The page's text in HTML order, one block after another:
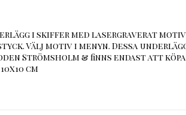
i skiffer med lasergraverat
Välj motiv i menyn. Dessa
Strömsholm & finns endast att
cm